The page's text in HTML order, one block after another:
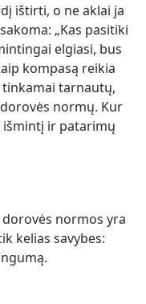
ištirti, o ne aklai ja
„Kas pasitiki
elgiasi, bus
kompasą reikia
tarnautų,
normų. Kur
išmintį ir patarimų
normos yra
kelias savybes: